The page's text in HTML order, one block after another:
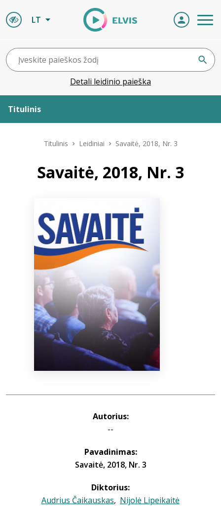
LT
Detali leidinio paieška
Titulinis
Leidiniai
Naujienos
Bibliotekoms
+370 667 80 541
Titulinis Leidiniai Savaitė, 2018, Nr. 3
Savaitė, 2018, Nr. 3
Autorius:
--
Pavadinimas:
Savaitė, 2018, Nr. 3
Diktorius:
Audrius Čaikauskas, Nijolė Lipeikaitė